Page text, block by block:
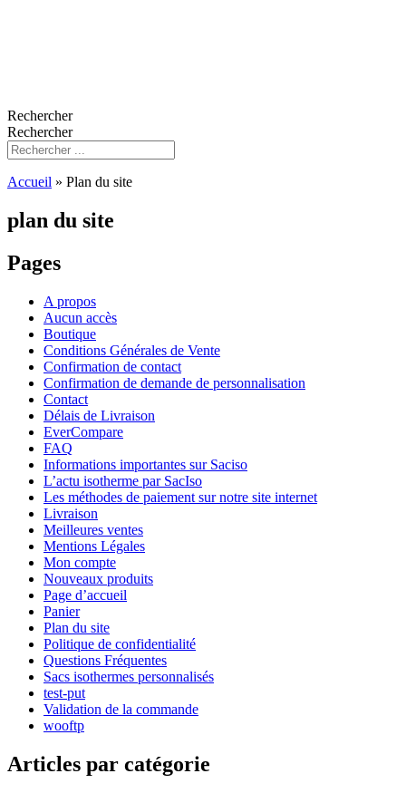
Rechercher
Rechercher
Accueil » Plan du site
plan du site
Pages
A propos
Aucun accès
Boutique
Conditions Générales de Vente
Confirmation de contact
Confirmation de demande de personnalisation
Contact
Délais de Livraison
EverCompare
FAQ
Informations importantes sur Saciso
L’actu isotherme par SacIso
Les méthodes de paiement sur notre site internet
Livraison
Meilleures ventes
Mentions Légales
Mon compte
Nouveaux produits
Page d’accueil
Panier
Plan du site
Politique de confidentialité
Questions Fréquentes
Sacs isothermes personnalisés
test-put
Validation de la commande
wooftp
Articles par catégorie